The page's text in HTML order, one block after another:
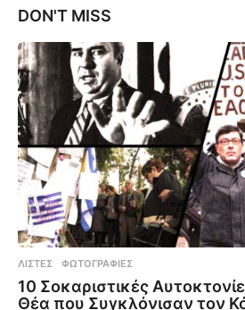
DON'T MISS
ΛΊΣΤΕΣ ,ΦΩΤΟΓΡΑΦΊΕΣ
10 Σοκαριστικές
Θέα που Συγκλόνισαν τον